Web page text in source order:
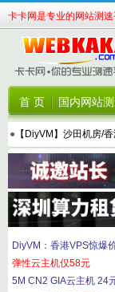
卡卡网是专业的网站测
首 页 国内网站
● 【DiyVM】沙田机房/
DiyVM：香港VPS惊爆
弹性云主机仅58元
5M CN2 GIA云主机 24